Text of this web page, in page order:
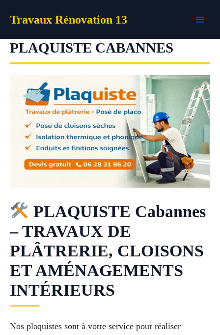
Travaux Rénovation 13
PLAQUISTE CABANNES
PLAQUISTE Cabannes
– TRAVAUX DE
PLÂTRERIE, CLOISONS
ET AMÉNAGEMENTS
INTÉRIEURS
Nos plaquistes sont à votre service pour réaliser